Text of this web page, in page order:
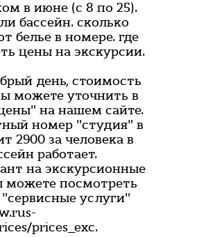
в июне (с 8 по 25).
бассейн. сколько
белье в номере. где
цены на экскурсии.
день, стоимость
можете уточнить в
на нашем сайте.
номер "студия" в
2900 за человека в
работает.
на экскурсионные
можете посмотреть
"сервисные услуги"
prices_exc.